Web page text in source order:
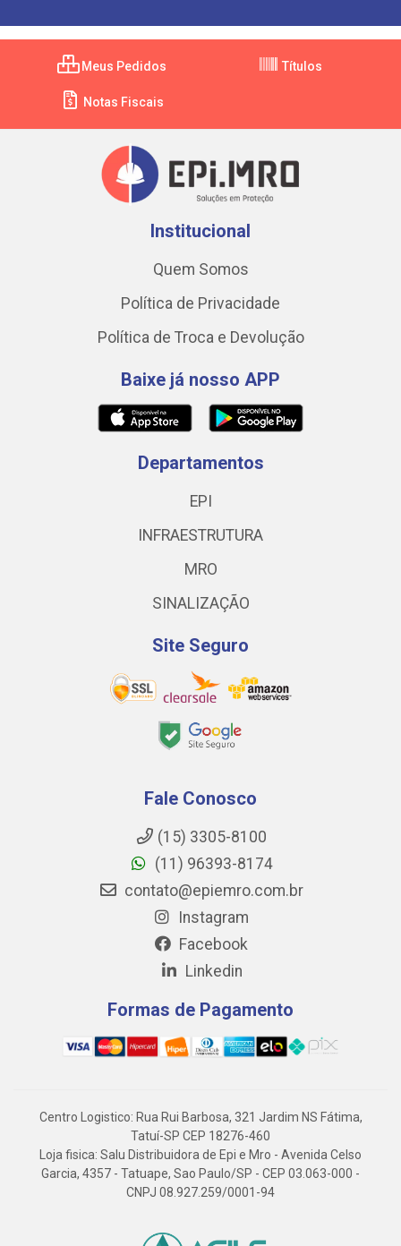
Meus Pedidos Títulos
Notas Fiscais
Institucional
Quem Somos
Política de Privacidade
Política de Troca e Devolução
Baixe já nosso APP
Departamentos
EPI
INFRAESTRUTURA
MRO
SINALIZAÇÃO
Site Seguro
Fale Conosco
(15) 3305-8100
(11) 96393-8174
contato@epiemro.com.br
Instagram
Facebook
Linkedin
Formas de Pagamento
Centro Logistico: Rua Rui Barbosa, 321 Jardim NS Fátima,
Tatuí-SP CEP 18276-460
Loja fisica: Salu Distribuidora de Epi e Mro - Avenida Celso
Garcia, 4357 - Tatuape, Sao Paulo/SP - CEP 03.063-000 -
CNPJ 08.927.259/0001-94